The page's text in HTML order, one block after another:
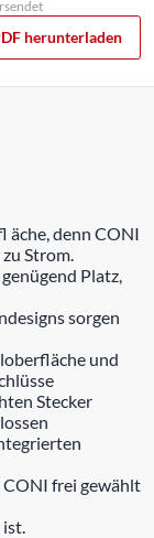
herunterladen
denn CONI
Strom.
Platz,
sorgen
und
Stecker
CONI frei gewählt